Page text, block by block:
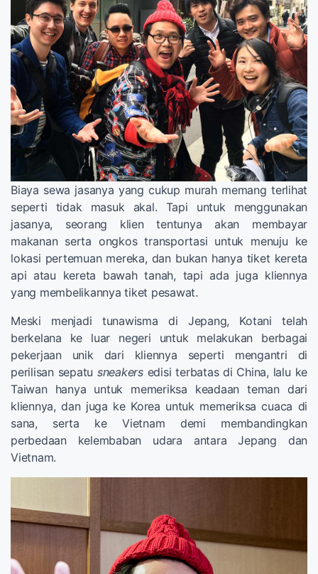
Biaya sewa jasanya yang cukup murah memang terlihat
seperti tidak masuk akal. Tapi untuk menggunakan
jasanya, seorang klien tentunya akan membayar
makanan serta ongkos transportasi untuk menuju ke
lokasi pertemuan mereka, dan bukan hanya tiket kereta
api atau kereta bawah tanah, tapi ada juga kliennya
yang membelikannya tiket pesawat.
Meski menjadi tunawisma di Jepang, Kotani telah
berkelana ke luar negeri untuk melakukan berbagai
pekerjaan unik dari kliennya seperti mengantri di
perilisan sepatu sneakersedisi terbatas di China, lalu ke
Taiwan hanya untuk memeriksa keadaan teman dari
kliennya, dan juga ke Korea untuk memeriksa cuaca di
sana, serta ke Vietnam demi membandingkan
perbedaan kelembaban udara antara Jepang dan
Vietnam.